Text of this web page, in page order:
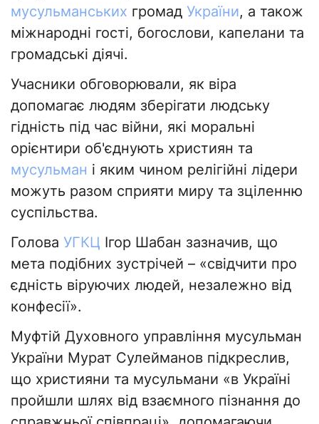
мусульманських громад України, а також
міжнародні гості, богослови, капелани та
громадські діячі.
Учасники обговорювали, як віра
допомагає людям зберігати людську
гідність під час війни, які моральні
орієнтири об'єднують християн та
мусульман і яким чином релігійні лідери
можуть разом сприяти миру та зціленню
суспільства.
Голова УГКЦ Ігор Шабан зазначив, що
мета подібних зустрічей – «свідчити про
єдність віруючих людей, незалежно від
конфесії».
Муфтій Духовного управління мусульман
України Мурат Сулейманов підкреслив,
що християни та мусульмани «в Україні
пройшли шлях від взаємного пізнання до